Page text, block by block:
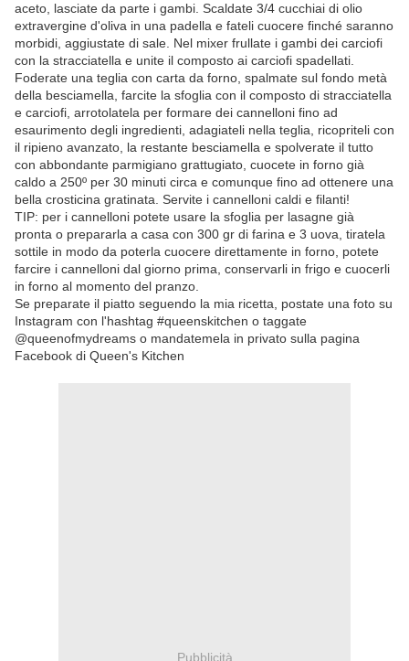
aceto, lasciate da parte i gambi. Scaldate 3/4 cucchiai di olio
extravergine d'oliva in una padella e fateli cuocere finché saranno
morbidi, aggiustate di sale. Nel mixer frullate i gambi dei carciofi
con la stracciatella e unite il composto ai carciofi spadellati.
Foderate una teglia con carta da forno, spalmate sul fondo metà
della besciamella, farcite la sfoglia con il composto di stracciatella
e carciofi, arrotolatela per formare dei cannelloni fino ad
esaurimento degli ingredienti, adagiateli nella teglia, ricopriteli con
il ripieno avanzato, la restante besciamella e spolverate il tutto
con abbondante parmigiano grattugiato, cuocete in forno già
caldo a 250º per 30 minuti circa e comunque fino ad ottenere una
bella crosticina gratinata. Servite i cannelloni caldi e filanti!
TIP: per i cannelloni potete usare la sfoglia per lasagne già
pronta o prepararla a casa con 300 gr di farina e 3 uova, tiratela
sottile in modo da poterla cuocere direttamente in forno, potete
farcire i cannelloni dal giorno prima, conservarli in frigo e cuocerli
in forno al momento del pranzo.
Se preparate il piatto seguendo la mia ricetta, postate una foto su
Instagram con l'hashtag #queenskitchen o taggate
@queenofmydreams o mandatemela in privato sulla pagina
Facebook di Queen's Kitchen
Pubblicità